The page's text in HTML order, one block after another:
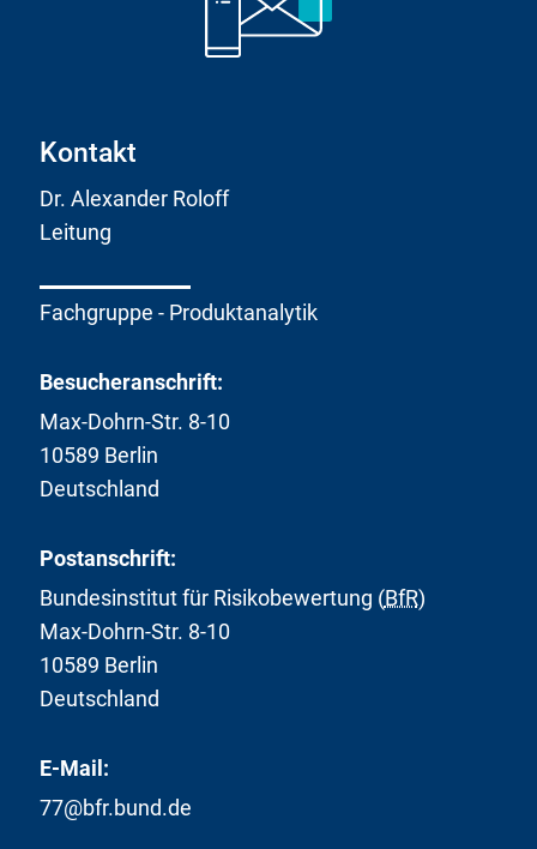
Kontakt
Dr. Alexander Roloff
Leitung
Fachgruppe - Produktanalytik
Besucheranschrift:
Max-Dohrn-Str. 8-10
10589 Berlin
Deutschland
Postanschrift:
Bundesinstitut für Risikobewertung (BfR)
Max-Dohrn-Str. 8-10
10589 Berlin
Deutschland
E-Mail:
77@bfr.bund.de